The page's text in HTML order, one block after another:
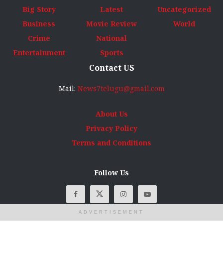
Big Story
Business
Crime
Entertainment
Latest
Movie Review
National
Sports
Uncategorized
World
Contact US
Mail: News7telugu@gmail.com
About Us
Privacy Policy
Terms and Conditions
Follow Us
ADVERTISEMENT